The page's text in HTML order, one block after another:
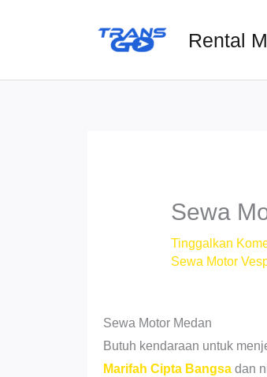
Rental
Sewa
Tinggalkan
Sewa Motor
Sewa Motor Medan
Butuh kendaraan untuk
Marifah Cipta Bangsadan